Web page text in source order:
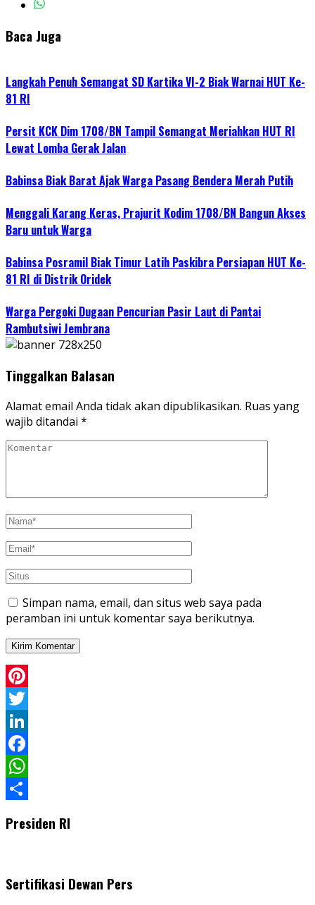
Baca Juga
Langkah Penuh Semangat SD Kartika VI-2 Biak Warnai HUT Ke-
81 RI
Persit KCK Dim 1708/BN Tampil Semangat Meriahkan HUT RI
Lewat Lomba Gerak Jalan
Babinsa Biak Barat Ajak Warga Pasang Bendera Merah Putih
Menggali Karang Keras, Prajurit Kodim 1708/BN Bangun Akses
Baru untuk Warga
Babinsa Posramil Biak Timur Latih Paskibra Persiapan HUT Ke-
81 RI di Distrik Oridek
Warga Pergoki Dugaan Pencurian Pasir Laut di Pantai
Rambutsiwi Jembrana
Tinggalkan Balasan
Alamat email Anda tidak akan dipublikasikan. Ruas yang
wajib ditandai *
Simpan nama, email, dan situs web saya pada
peramban ini untuk komentar saya berikutnya.
Pinterest
Twitter
LinkedIn
Facebook
WhatsApp
Presiden RI
Sertifikasi Dewan Pers